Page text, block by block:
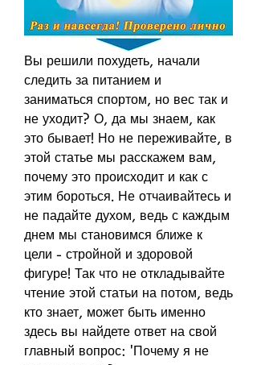
Вы решили похудеть, начали
следить за питанием и
заниматься спортом, но вес так и
не уходит? О, да мы знаем, как
это бывает! Но не переживайте, в
этой статье мы расскажем вам,
почему это происходит и как с
этим бороться. Не отчаивайтесь и
не падайте духом, ведь с каждым
днем мы становимся ближе к
цели - стройной и здоровой
фигуре! Так что не откладывайте
чтение этой статьи на потом, ведь
кто знает, может быть именно
здесь вы найдете ответ на свой
главный вопрос: 'Почему я не